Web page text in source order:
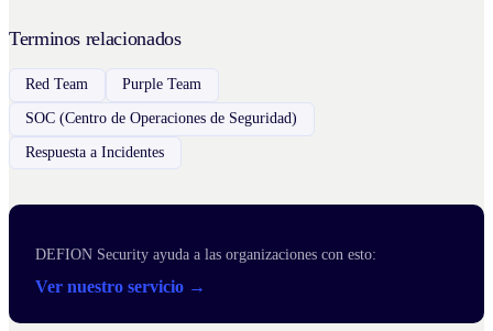
Terminos relacionados
Red Team Purple Team
SOC (Centro de Operaciones de Seguridad)
Respuesta a Incidentes
DEFION Security ayuda a las organizaciones con esto:
Ver nuestro servicio →